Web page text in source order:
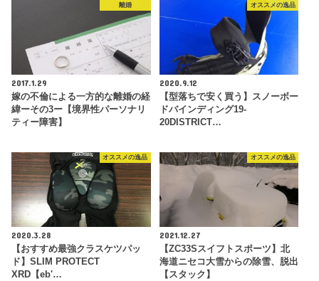
離婚
2017.1.29
嫁の不倫による一方的な離婚の経
緯ーその3ー【境界性パーソナリ
ティー障害】
オススメの逸品
2020.9.12
【型落ちで安く買う】スノーボー
ドバインディング19-
20DISTRICT…
オススメの逸品
2020.3.28
【おすすめ最強クラスケツパッ
ド】SLIM PROTECT
XRD【eb'…
オススメの逸品
2021.12.27
【ZC33Sスイフトスポーツ】北
海道ニセコ大雪からの除雪、脱出
【スタック】